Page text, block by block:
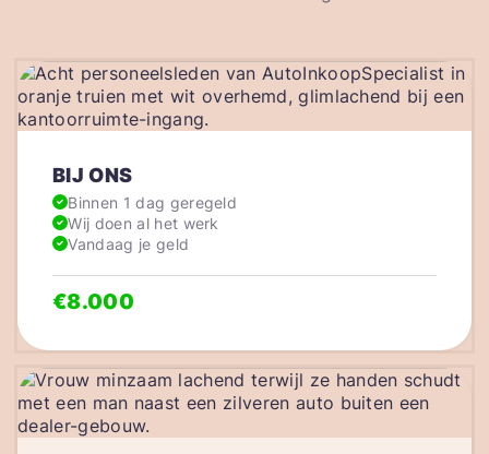
BIJ ONS
Binnen 1 dag geregeld
Wij doen al het werk
Vandaag je geld
€8.000